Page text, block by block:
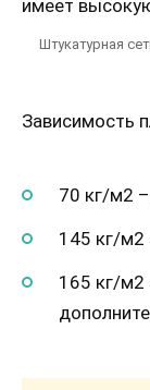
Штукатурная
Зависимость
70 кг/м2
145 кг/м2
165 кг/м2